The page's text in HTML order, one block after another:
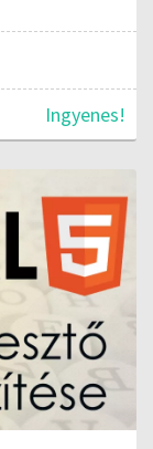
Ingyenes!